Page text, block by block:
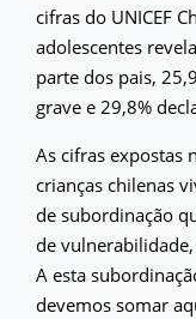
cifras do UNICEF
adolescentes
parte dos pais,
grave e 29,8%
As cifras expostas
crianças chilenas
de subordinação
de
A esta
devemos somar